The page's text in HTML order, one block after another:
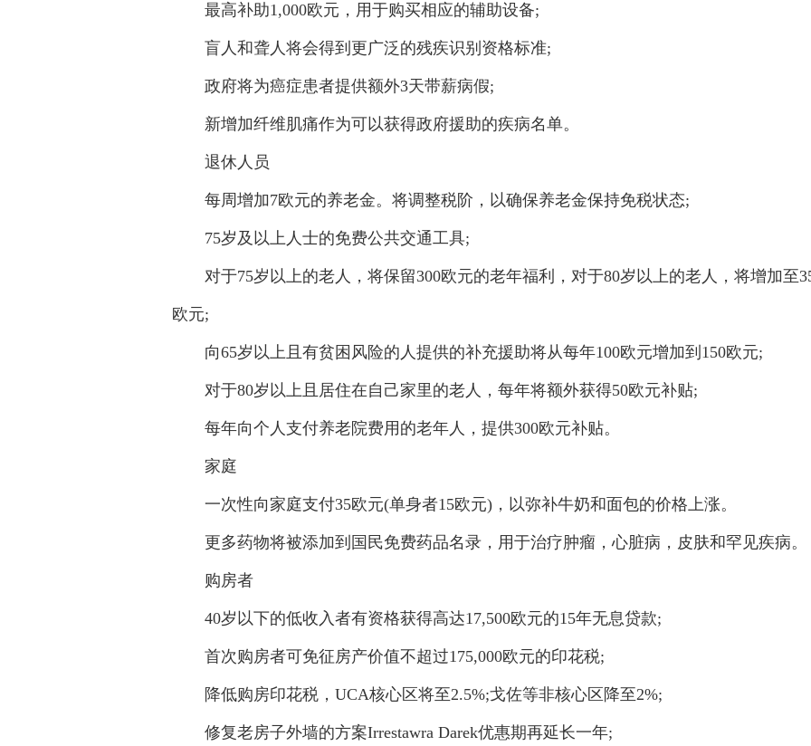
最高补助1,000欧元，用于购买相应的辅助设备;
盲人和聋人将会得到更广泛的残疾识别资格标准;
政府将为癌症患者提供额外3天带薪病假;
新增加纤维肌痛作为可以获得政府援助的疾病名单。
退休人员
每周增加7欧元的养老金。将调整税阶，以确保养老金保持免税状态;
75岁及以上人士的免费公共交通工具;
对于75岁以上的老人，将保留300欧元的老年福利，对于80岁以上的老人，将增加至
欧元;
向65岁以上且有贫困风险的人提供的补充援助将从每年100欧元增加到150欧元;
对于80岁以上且居住在自己家里的老人，每年将额外获得50欧元补贴;
每年向个人支付养老院费用的老年人，提供300欧元补贴。
家庭
一次性向家庭支付35欧元(单身者15欧元)，以弥补牛奶和面包的价格上涨。
更多药物将被添加到国民免费药品名录，用于治疗肿瘤，心脏病，皮肤和罕见疾病。
购房者
40岁以下的低收入者有资格获得高达17,500欧元的15年无息贷款;
首次购房者可免征房产价值不超过175,000欧元的印花税;
降低购房印花税，UCA核心区将至2.5%;戈佐等非核心区降至2%;
修复老房子外墙的方案Irrestawra Darek优惠期再延长一年;